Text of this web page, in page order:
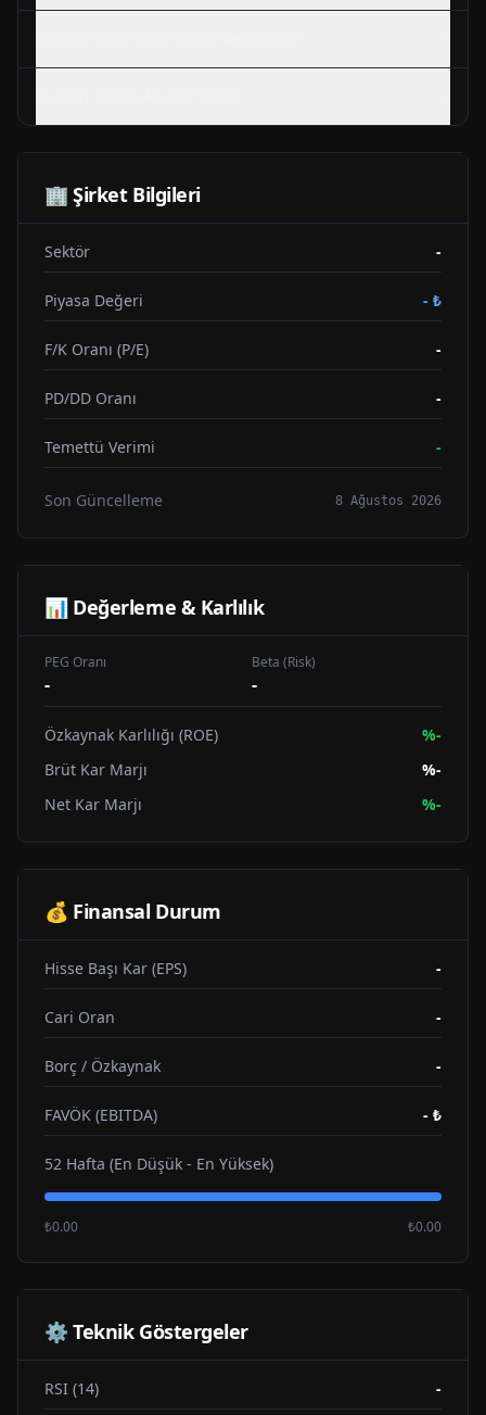
🏢 Şirket Bilgileri
Sektör -
Piyasa Değeri - ₺
F/K Oranı (P/E) -
PD/DD Oranı -
Temettü Verimi -
Son Güncelleme 8 Ağustos 2026
📊 Değerleme & Karlılık
PEG Oranı
-
Beta (Risk)
-
Özkaynak Karlılığı (ROE) %-
Brüt Kar Marjı
%-
Net Kar Marjı
%-
💰 Finansal Durum
Hisse Başı Kar (EPS) -
Cari Oran -
Borç / Özkaynak -
FAVÖK (EBITDA) - ₺
52 Hafta (En Düşük - En Yüksek)
₺0.00 ₺0.00
⚙️ Teknik Göstergeler
RSI (14) -